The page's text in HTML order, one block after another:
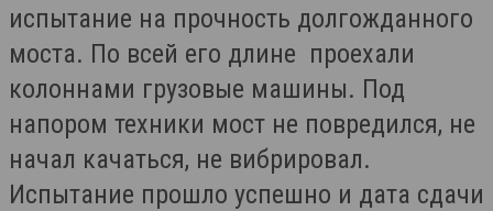
испытание на прочность долгожданного
моста. По всей его длине проехали
колоннами грузовые машины. Под
напором техники мост не повредился, не
начал качаться, не вибрировал.
Испытание прошло успешно и дата сдачи